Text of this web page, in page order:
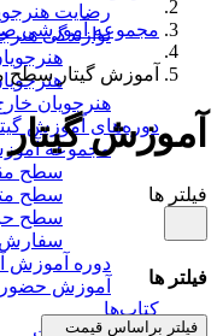
رضایت
نوازندگی
هنرجویان
دوره‌های آموزش
مجموعه
سطح
سطح
سطح
سفارش
دوره آموزش
آموزش
کتاب‌ها
گیتاریست
مجموعه آموزشی
آموزش گیتار
آموزش
فیلتر ها
فیلتر ها
فیلتر براساس قیمت